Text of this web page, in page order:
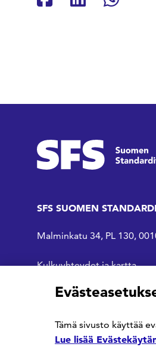
Jaa Jaa Jaa
SFS SUOMEN
Malminkatu 34, PL 130,
Kulkuyhteydet ja kartta
SFSSFSSFS
Tämä sivusto käyttää
Lue lisää